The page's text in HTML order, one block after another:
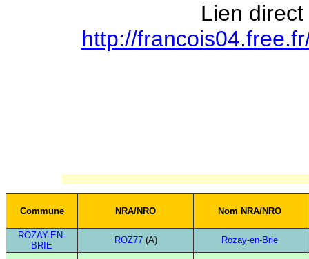
Lien
http://
Commune NRA/NRO Nom NRA/NRO
ROZAY-EN-
BRIE
ROZ77(A) Rozay-en-Brie